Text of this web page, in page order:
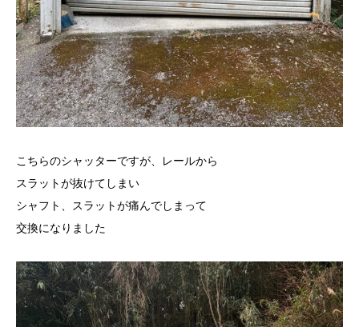
こちらのシャッターですが、レールから
スラットが抜けてしまい
シャフト、スラットが痛んでしまって
交換になりました